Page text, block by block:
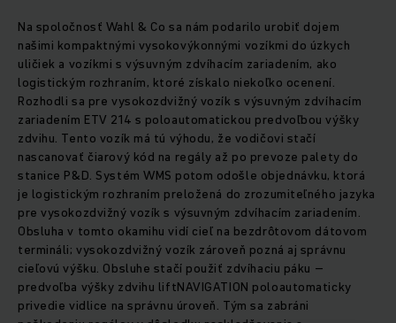
Na spoločnosť Wahl & Co sa nám podarilo urobiť dojem
našimi kompaktnými vysokovýkonnými vozíkmi do úzkych
uličiek a vozíkmi s výsuvným zdvíhacím zariadením, ako
logistickým rozhraním, ktoré získalo niekoľko ocenení.
Rozhodli sa pre vysokozdvižný vozík s výsuvným zdvíhacím
zariadením ETV 214 s poloautomatickou predvoľbou výšky
zdvihu. Tento vozík má tú výhodu, že vodičovi stačí
nascanovať čiarový kód na regály až po prevoze palety do
stanice P&D. Systém WMS potom odošle objednávku, ktorá
je logistickým rozhraním preložená do zrozumiteľného jazyka
pre vysokozdvižný vozík s výsuvným zdvíhacím zariadením.
Obsluha v tomto okamihu vidí cieľ na bezdrôtovom dátovom
termináli; vysokozdvižný vozík zároveň pozná aj správnu
cieľovú výšku. Obsluhe stačí použiť zdvíhaciu páku –
predvoľba výšky zdvihu liftNAVIGATION poloautomaticky
privedie vidlice na správnu úroveň. Tým sa zabráni